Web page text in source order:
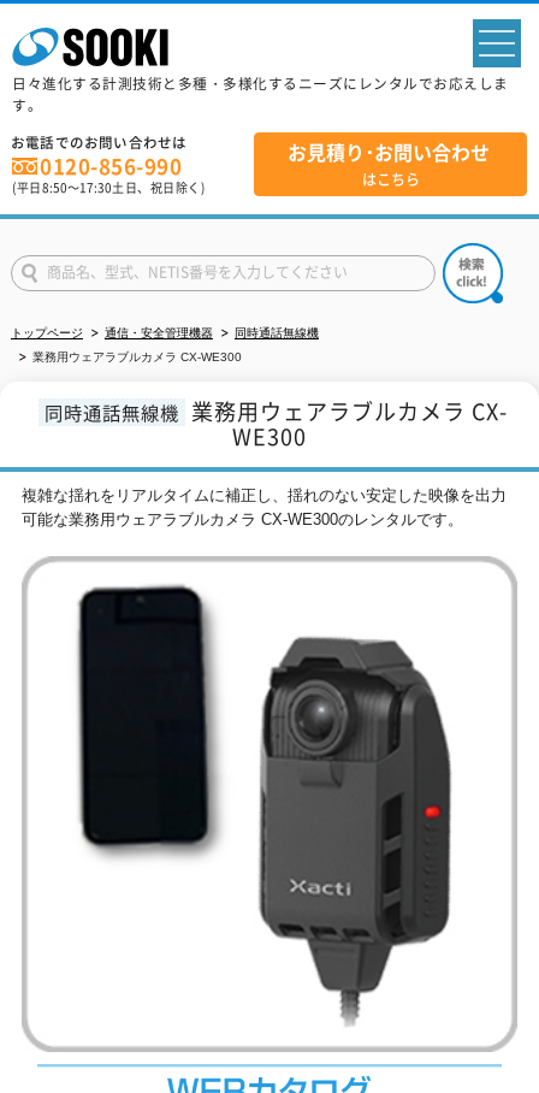
日々進化する計測技術と多種・多様化するニーズにレンタルでお応えしま
す。
お電話でのお問い合わせは
0120-856-990
(平日8:50～17:30土日、祝日除く)
お見積り･お問い合わせ
はこちら
トップページ 通信・安全管理機器
同時通話無線機
業務用ウェアラブルカメラ CX-WE300
同時通話無線機 業務用ウェアラブルカメラ CX-
WE300
複雑な揺れをリアルタイムに補正し、揺れのない安定した映像を出力
可能な業務用ウェアラブルカメラ CX-WE300のレンタルです。